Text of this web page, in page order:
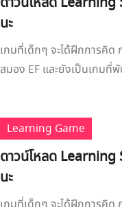
นะ
เกมที่เด็กๆ จะได้ฝึกการคิด
สมอง EF และยังเป็นเกม
Learning Game
ดาวน์โหลด Learning
นะ